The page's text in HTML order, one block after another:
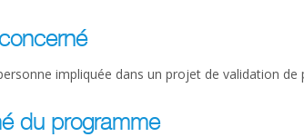
impliquée dans un projet de validation de
du programme